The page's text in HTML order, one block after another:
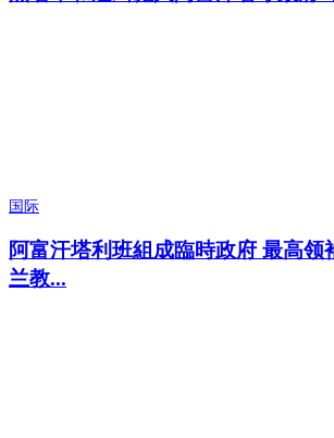
国际
阿富汗塔利班組成臨時政府 最高领
兰教...